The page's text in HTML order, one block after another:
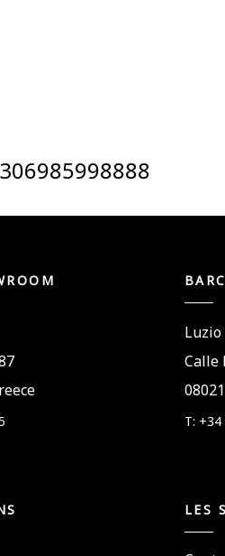
Luzio
Calle
T:
LES